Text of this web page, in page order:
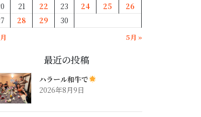
21 22 23 24 25
26
28 29 30
5月 »
最近の投稿
ハラール和牛で
2026年8月9日